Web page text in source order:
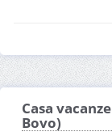
Casa
Bovo)